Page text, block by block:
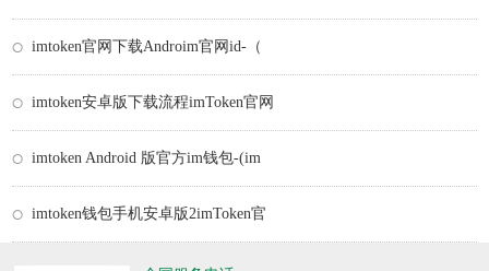
imtoken官网下载Androim官网id-（
imtoken安卓版下载流程imToken官网
imtoken Android 版官方im钱包-(im
imtoken钱包手机安卓版2imToken官